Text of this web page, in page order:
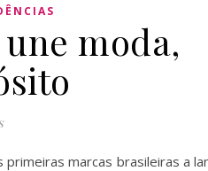
moda,
primeiras marcas brasileiras a